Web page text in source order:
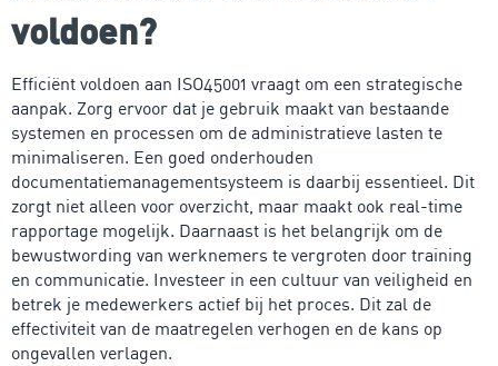
voldoen?
Efficiënt voldoen aan ISO45001 vraagt om een strategische
aanpak. Zorg ervoor dat je gebruik maakt van bestaande
systemen en processen om de administratieve lasten te
minimaliseren. Een goed onderhouden
documentatiemanagementsysteem is daarbij essentieel. Dit
zorgt niet alleen voor overzicht, maar maakt ook real-time
rapportage mogelijk. Daarnaast is het belangrijk om de
bewustwording van werknemers te vergroten door training
en communicatie. Investeer in een cultuur van veiligheid en
betrek je medewerkers actief bij het proces. Dit zal de
effectiviteit van de maatregelen verhogen en de kans op
ongevallen verlagen.